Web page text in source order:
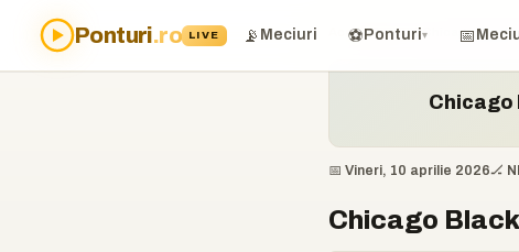
Ponturi.ro LIVE 📡 Meciuri ⚽ Ponturi▾ 📅
Acasă›Ponturi›Chicago
Chicago
📅 Vineri, 10 aprilie 2026🏒
Chicago